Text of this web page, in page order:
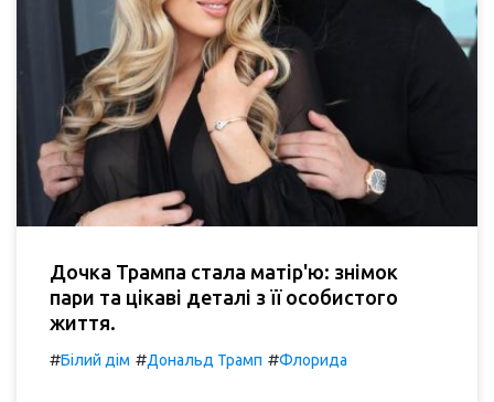
Дочка Трампа стала матір'ю: знімок
пари та цікаві деталі з її особистого
життя.
#Білий дім #Дональд Трамп #Флорида